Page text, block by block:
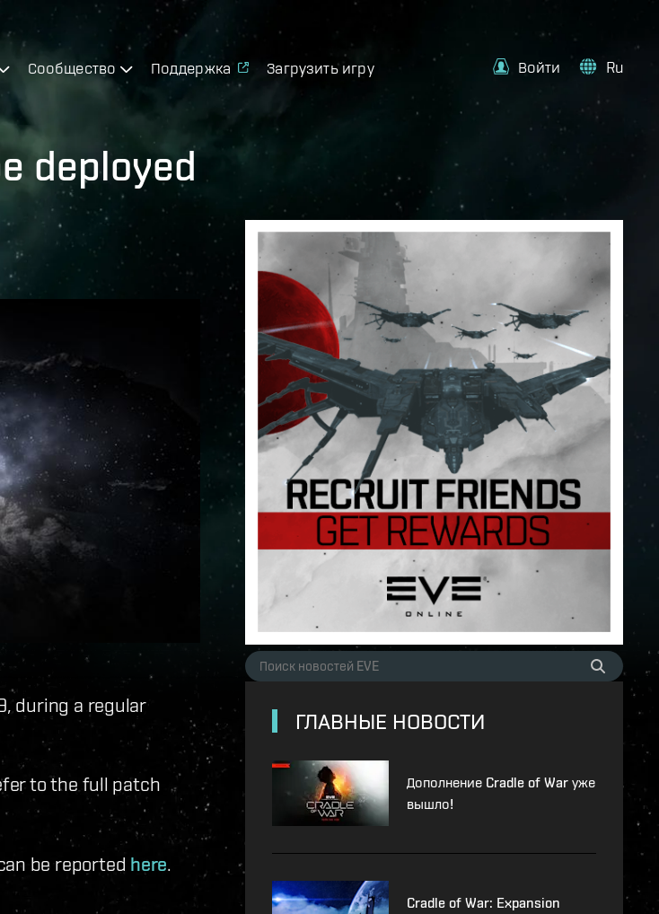
Сообщество Поддержка Загрузить игру Войти Ru
deployed
during a regular
to the full patch
be reported here.
ГЛАВНЫЕ НОВОСТИ
Дополнение Cradle of War уже
вышло!
Cradle of War: Expansion